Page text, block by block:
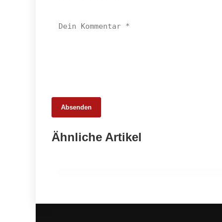
Absenden
Ähnliche Artikel
Kalle Austria: Wenn die Wursthülle zur